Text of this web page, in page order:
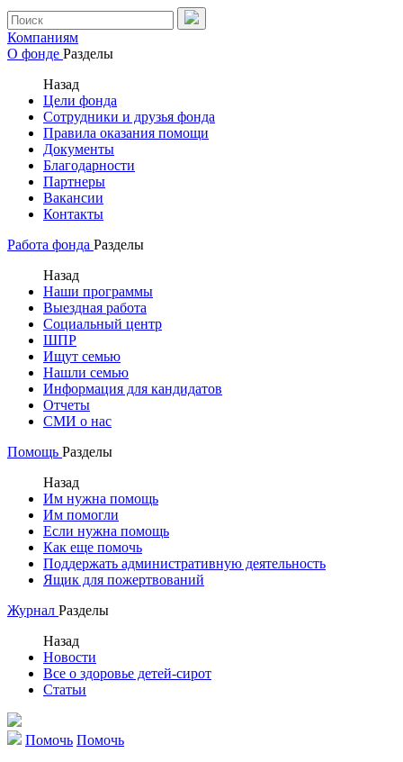
Компаниям
О фонде Разделы
Назад
Цели фонда
Сотрудники и друзья фонда
Правила оказания помощи
Документы
Благодарности
Партнеры
Вакансии
Контакты
Работа фонда Разделы
Назад
Наши программы
Выездная работа
Социальный центр
ШПР
Ищут семью
Нашли семью
Информация для кандидатов
Отчеты
СМИ о нас
Помощь Разделы
Назад
Им нужна помощь
Им помогли
Если нужна помощь
Как еще помочь
Поддержать административную деятельность
Ящик для пожертвований
Журнал Разделы
Назад
Новости
Все о здоровье детей-сирот
Статьи
Помочь Помочь